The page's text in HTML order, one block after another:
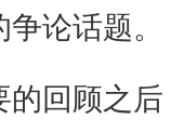
论话题。
的回顾之